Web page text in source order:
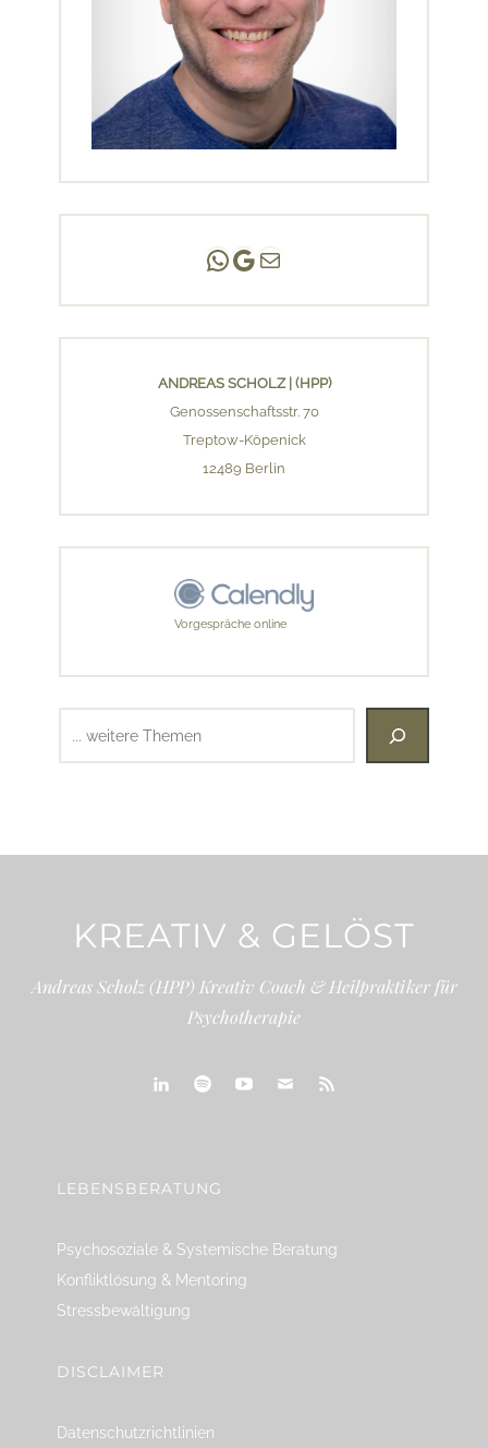
Andreas Scholz | (HPP)
Praxis Adlershof
E-Mail an mich ...
ANDREAS SCHOLZ | (HPP)
Genossenschaftsstr. 70
Treptow-Köpenick
12489 Berlin
Vorgespräche online
KREATIV & GELÖST
Andreas Scholz (HPP) Kreativ Coach & Heilpraktiker für
Psychotherapie
LEBENSBERATUNG
Psychosoziale & Systemische Beratung
Konfliktlösung & Mentoring
Stressbewältigung
DISCLAIMER
Datenschutzrichtlinien